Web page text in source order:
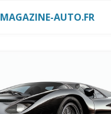
MAGAZINE-AUTO.FR